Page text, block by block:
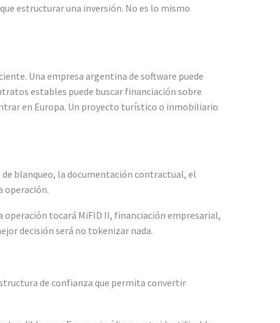
estructurar una inversión. No es lo mismo
Una empresa argentina de software puede
estables puede buscar financiación sobre
en Europa. Un proyecto turístico o inmobiliario
blanqueo, la documentación contractual, el
operación.
operación tocará MiFID II, financiación empresarial,
decisión será no tokenizar nada.
de confianza que permita convertir